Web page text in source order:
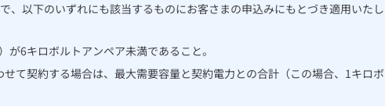
、以下のいずれにも該当するものにお客さまの申込みにもとづき適用い
6キロボルトアンペア未満であること。
て契約する場合は、最大需要容量と契約電力との合計（この場合、1キロ